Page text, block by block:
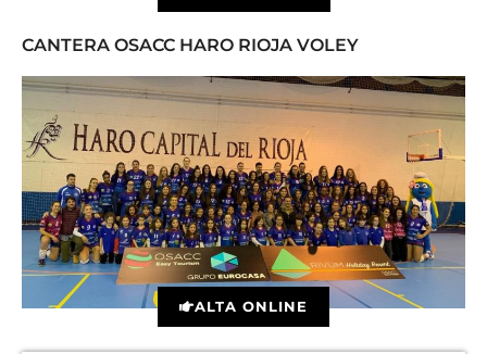
CANTERA OSACC HARO RIOJA VOLEY
ALTA ONLINE